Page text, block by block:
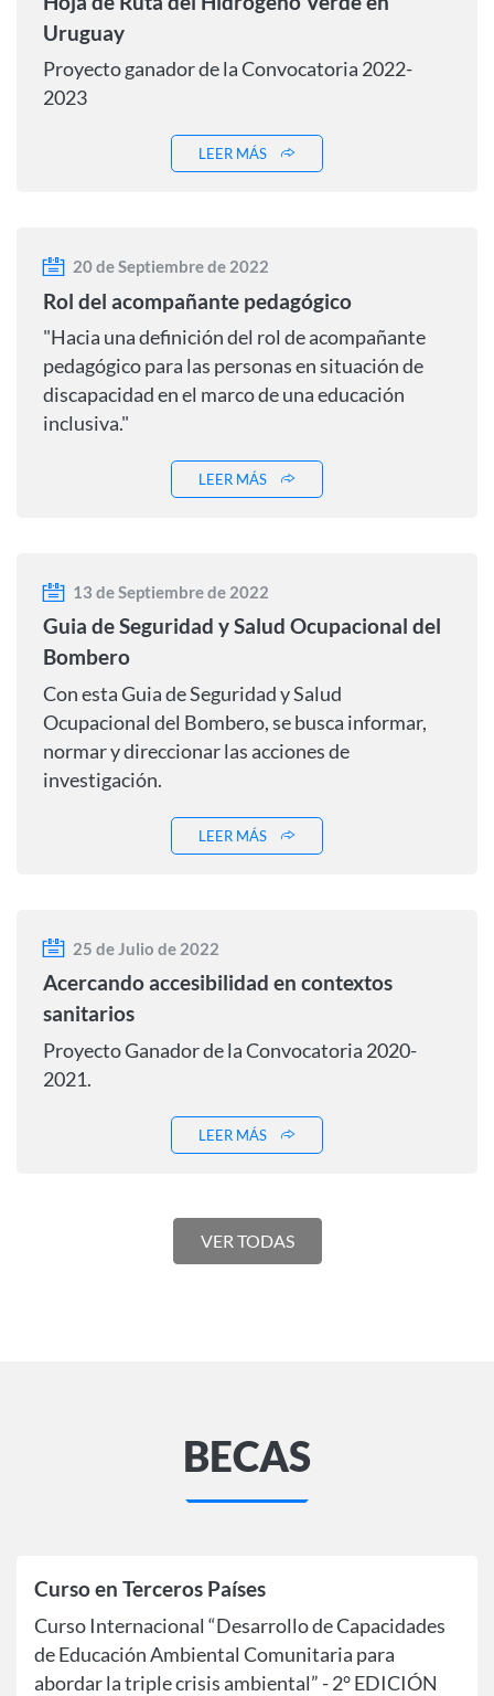
Uruguay
Proyecto ganador de la Convocatoria 2022-
2023
LEER MÁS
20 de Septiembre de 2022
Rol del acompañante pedagógico
"Hacia una definición del rol de acompañante
pedagógico para las personas en situación de
discapacidad en el marco de una educación
inclusiva."
LEER MÁS
13 de Septiembre de 2022
Guia de Seguridad y Salud Ocupacional del
Bombero
Con esta Guia de Seguridad y Salud
Ocupacional del Bombero, se busca informar,
normar y direccionar las acciones de
investigación.
LEER MÁS
25 de Julio de 2022
Acercando accesibilidad en contextos
sanitarios
Proyecto Ganador de la Convocatoria 2020-
2021.
LEER MÁS
VER TODAS
BECAS
Curso en Terceros Países
Curso Internacional “Desarrollo de Capacidades
de Educación Ambiental Comunitaria para
abordar la triple crisis ambiental” - 2° EDICIÓN